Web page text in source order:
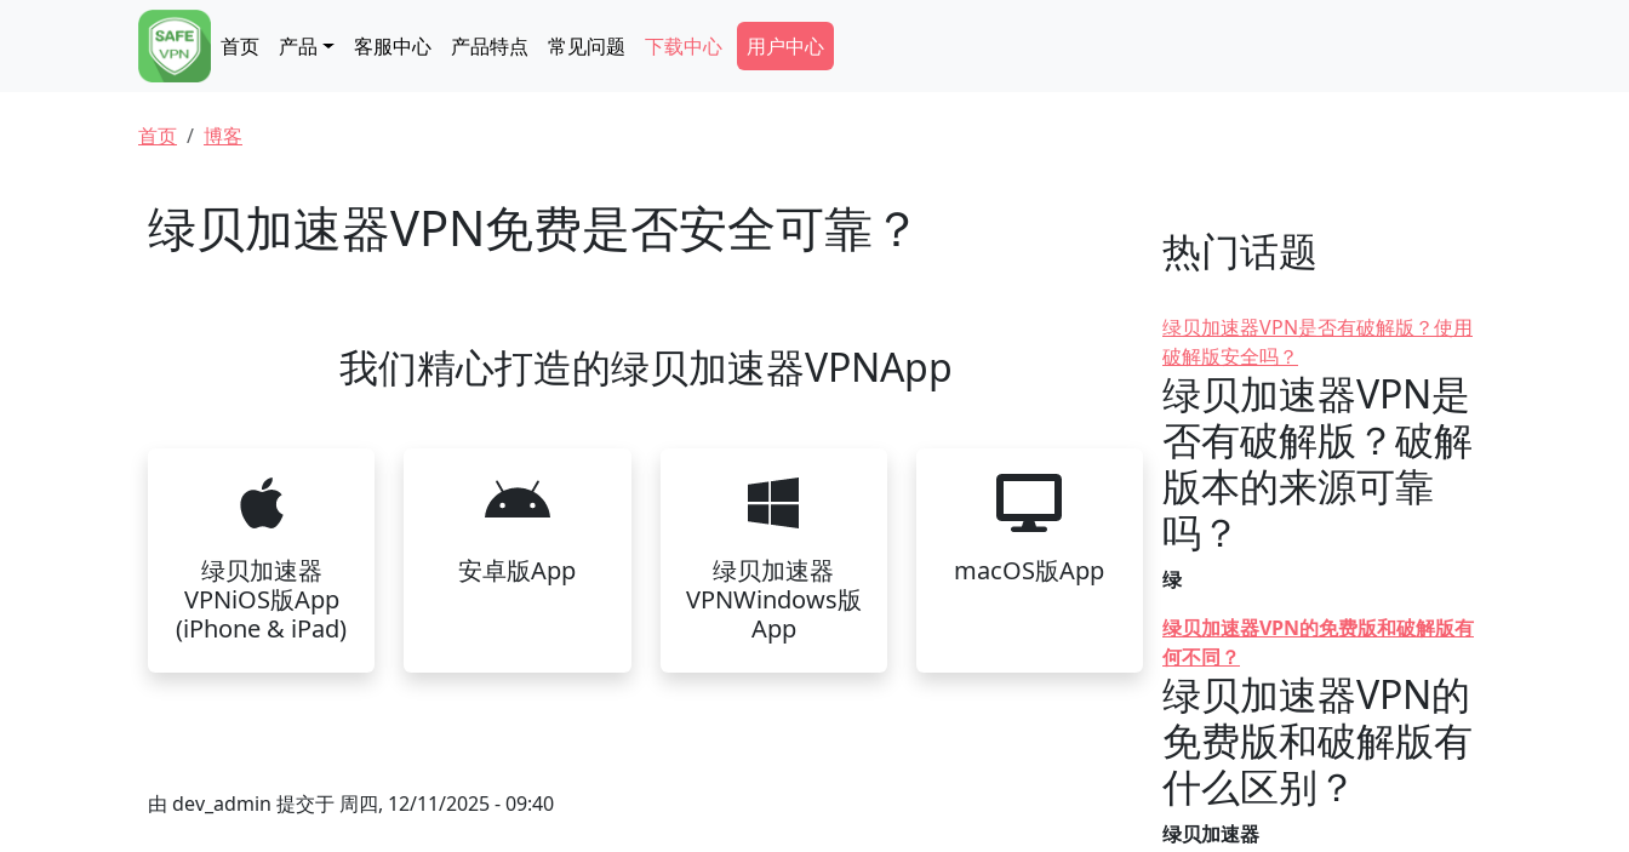
Main navigation
首页 产品 客服中心 产品特点 常见问题 下载中心 Secondary Menu
用户中心
面包屑
首页 博客
绿贝加速器VPN免费是否安全可靠？
我们精心打造的绿贝加速器VPNApp
绿贝加速器
VPNiOS版App
(iPhone & iPad)
安卓版App
绿贝加速器
VPNWindows版
App
macOS版App
由 dev_admin 提交于 周四, 12/11/2025 - 09:40
热门话题
绿贝加速器VPN是否有破解版？使用
破解版安全吗？
绿贝加速器VPN是
否有破解版？破解
版本的来源可靠
吗？
绿
绿贝加速器VPN的免费版和破解版有
何不同？
绿贝加速器VPN的
免费版和破解版有
什么区别？
绿贝加速器